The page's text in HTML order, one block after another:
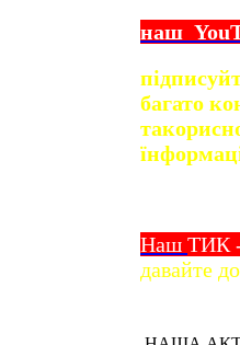
наш
багато
та
Наш ТИК
давайте